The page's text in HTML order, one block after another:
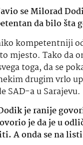
se Milorad
da bilošta
kompetentniji
mjesto. Tako da
toga, da se
drugim vrlo
SAD-a u Sarajevu.
je ranije
je da je u
A onda se na listi